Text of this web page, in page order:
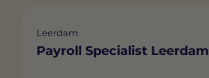
Leerdam
Payroll Specialist Leerdam